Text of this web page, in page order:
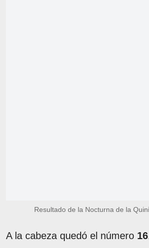
Resultado de la Nocturna de la
A la cabeza quedó el número 16